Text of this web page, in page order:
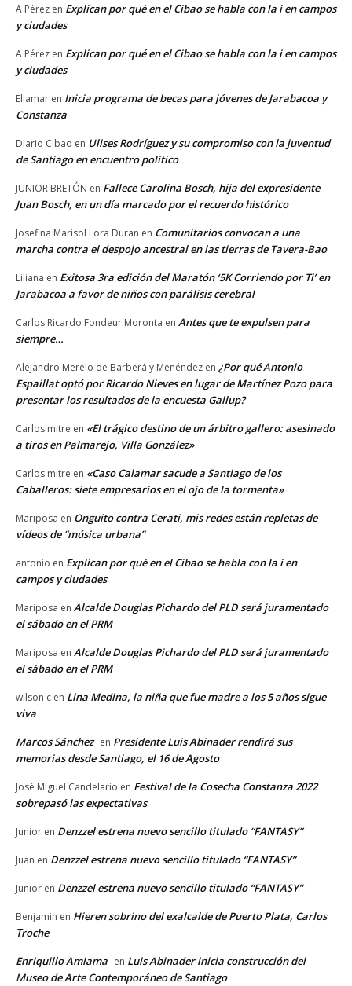
A Pérez en Explican por qué en el Cibao se habla con la i en campos
y ciudades
A Pérez en Explican por qué en el Cibao se habla con la i en campos
y ciudades
Eliamar en Inicia programa de becas para jóvenes de Jarabacoa y
Constanza
Diario Cibao en Ulises Rodríguez y su compromiso con la juventud
de Santiago en encuentro político
JUNIOR BRETÓN en Fallece Carolina Bosch, hija del expresidente
Juan Bosch, en un día marcado por el recuerdo histórico
Josefina Marisol Lora Duran en Comunitarios convocan a una
marcha contra el despojo ancestral en las tierras de Tavera-Bao
Liliana en Exitosa 3ra edición del Maratón ‘5K Corriendo por Ti’ en
Jarabacoa a favor de niños con parálisis cerebral
Carlos Ricardo Fondeur Moronta en Antes que te expulsen para
siempre…
Alejandro Merelo de Barberá y Menéndez en ¿Por qué Antonio
Espaillat optó por Ricardo Nieves en lugar de Martínez Pozo para
presentar los resultados de la encuesta Gallup?
Carlos mitre en «El trágico destino de un árbitro gallero: asesinado
a tiros en Palmarejo, Villa González»
Carlos mitre en «Caso Calamar sacude a Santiago de los
Caballeros: siete empresarios en el ojo de la tormenta»
Mariposa en Onguito contra Cerati, mis redes están repletas de
vídeos de “música urbana”
antonio en Explican por qué en el Cibao se habla con la i en
campos y ciudades
Mariposa en Alcalde Douglas Pichardo del PLD será juramentado
el sábado en el PRM
Mariposa en Alcalde Douglas Pichardo del PLD será juramentado
el sábado en el PRM
wilson c en Lina Medina, la niña que fue madre a los 5 años sigue
viva
Marcos Sánchez en Presidente Luis Abinader rendirá sus
memorias desde Santiago, el 16 de Agosto
José Miguel Candelario en Festival de la Cosecha Constanza 2022
sobrepasó las expectativas
Junior en Denzzel estrena nuevo sencillo titulado “FANTASY”
Juan en Denzzel estrena nuevo sencillo titulado “FANTASY”
Junior en Denzzel estrena nuevo sencillo titulado “FANTASY”
Benjamin en Hieren sobrino del exalcalde de Puerto Plata, Carlos
Troche
Enriquillo Amiama en Luis Abinader inicia construcción del
Museo de Arte Contemporáneo de Santiago